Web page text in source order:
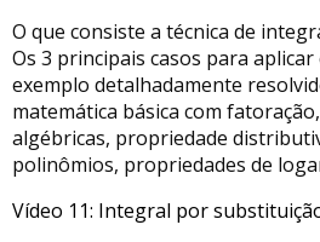
O que consiste a técnica de
Os 3 principais casos para aplicar
exemplo detalhadamente
matemática básica com
algébricas, propriedade
polinômios, propriedades de
Vídeo 11: Integral por